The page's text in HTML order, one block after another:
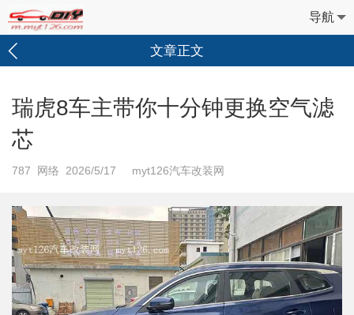
导航
文章正文
瑞虎8车主带你十分钟更换空气滤
芯
787 网络 2026/5/17 myt126汽车改装网